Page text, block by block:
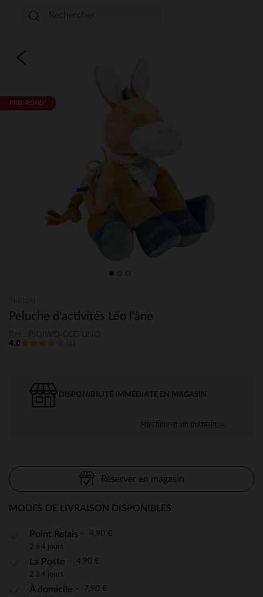
PRIX ROND*
Peluche d'activités Léo l'âne
4.0
DISPONIBILITÉ IMMÉDIATE EN MAGASIN
sélectionner un magasin →
Réserver en magasin
MODES DE LIVRAISON DISPONIBLES
Point Relais 4,90 €
2 à 4 jours
La Poste 4,90 €
2 à 4 jours
À domicile 7,90 €